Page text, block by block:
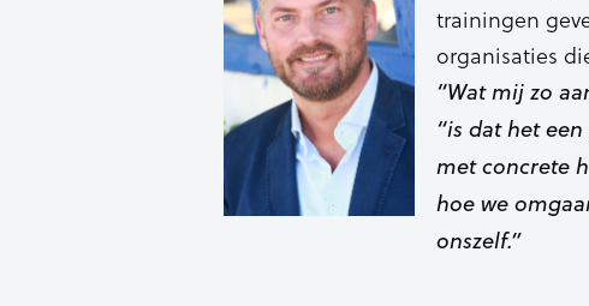
trainingen
organisaties
“Wat mij zo
“is dat het
met concrete
hoe we
onszelf.”